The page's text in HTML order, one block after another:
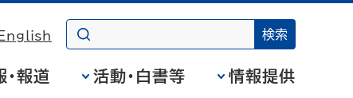
English
・報道 活動・白書等 情報提供